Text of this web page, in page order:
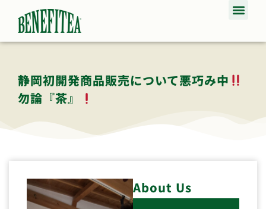
静岡初開発商品販売について悪巧み中
勿論『茶』
About Us